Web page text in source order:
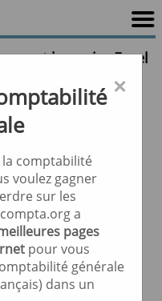
bancaire Excel
de rapprochement et
(4 xls,1 xlsx).
×
comptabilité
voulez gagner
sur les
a
pages
pour vous
générale
dans un